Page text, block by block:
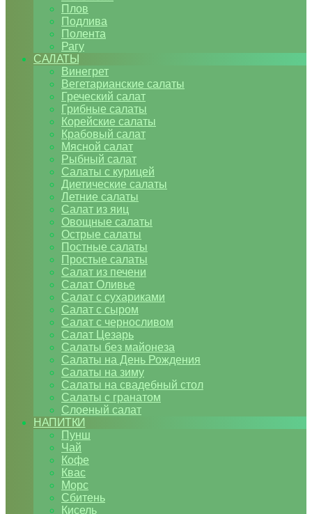
Плов
Подлива
Полента
Рагу
САЛАТЫ
Винегрет
Вегетарианские салаты
Греческий салат
Грибные салаты
Корейские салаты
Крабовый салат
Мясной салат
Рыбный салат
Салаты с курицей
Диетические салаты
Летние салаты
Салат из яиц
Овощные салаты
Острые салаты
Постные салаты
Простые салаты
Салат из печени
Салат Оливье
Салат с сухариками
Салат с сыром
Салат с черносливом
Салат Цезарь
Салаты без майонеза
Салаты на День Рождения
Салаты на зиму
Салаты на свадебный стол
Салаты с гранатом
Слоеный салат
НАПИТКИ
Пунш
Чай
Кофе
Квас
Морс
Сбитень
Кисель